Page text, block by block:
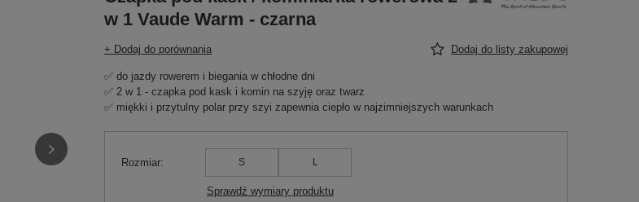
w 1 Vaude Warm - czarna
+ Dodaj do porównania Dodaj do listy zakupowej
✅ do jazdy rowerem i biegania w chłodne dni
✅ 2 w 1 - czapka pod kask i komin na szyję oraz twarz
✅ miękki i przytulny polar przy szyi zapewnia ciepło w najzimniejszych warunkach
Rozmiar S L
Sprawdź wymiary produktu